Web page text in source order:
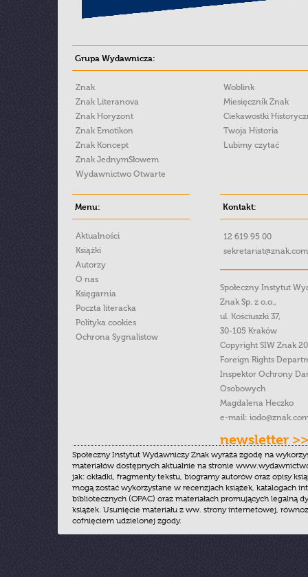
Grupa Wydawnicza:
Znak
Znak Literanova
Znak Horyzont
Znak Emotikon
Znak Koncept
Znak JednymSłowem
Wydawnictwo Otwarte
Woblink
Miesięcznik Znak
Ciekawostki
Twoja Historia
Lubimy czytać
Menu:
Aktualności
Książki
Autorzy
O nas
Księgarnia
Poczta literacka
Polityka cookies
Ochrona Sygnalistow
Kontakt:
12 619 95 00
Społeczny Instytut
Znak Sp. z o.o.,
ul. Kościuszki 37,
30-105 Kraków
Copyright SIW Znak
Foreign Rights
Inspektor Ochrony
Osobowych
Magdalena Heczko
e-mail:
newsletter >>
Społeczny Instytut Wydawniczy Znak wyraża zgodę na
materiałów dostępnych aktualnie na stronie
jak: okładki, fragmenty tekstu, biogramy autorów oraz opisy
mogą zostać wykorzystane w recenzjach książek, katalogach
bibliotecznych (OPAC) oraz materiałach promujących legalną
książek. Usunięcie materiału z ww. strony internetowej,
cofnięciem udzielonej zgody.